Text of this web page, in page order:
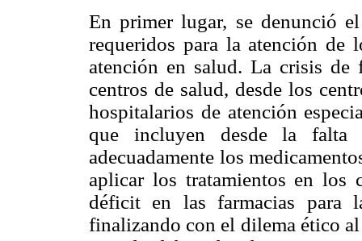
En primer lugar, se denunció
requeridos para la atención de
atención en salud. La crisis de
centros de salud, desde los
hospitalarios de atención
que incluyen desde la falta
adecuadamente los
aplicar los tratamientos en los
déficit en las farmacias para
finalizando con el dilema ético